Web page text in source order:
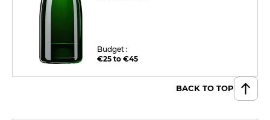
Budget :
€25 to €45
BACK TO TOP